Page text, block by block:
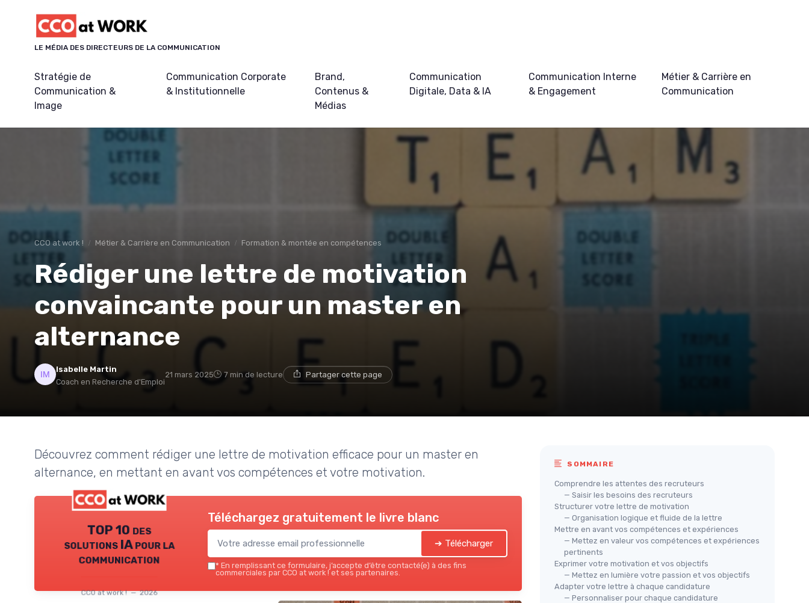
LE MÉDIA DES DIRECTEURS DE LA COMMUNICATION
Stratégie de
Communication &
Image
Communication Corporate
& Institutionnelle
Brand,
Contenus &
Médias
Communication
Digitale, Data & IA
Communication Interne
& Engagement
Métier & Carrière en
Communication
CCO at work ! Métier & Carrière en Communication Formation & montée en compétences
Rédiger une lettre de motivation
convaincante pour un master en
alternance
Isabelle Martin
Coach en Recherche d'Emploi
21 mars 2025 7 min de lecture Partager cette page
Découvrez comment rédiger une lettre de motivation efficace pour un master en
alternance, en mettant en avant vos compétences et votre motivation.
TOP 10 des
solutions IA pour la
communication
CCO at work ! — 2026
Téléchargez gratuitement le livre blanc
➔ Télécharger
* En remplissant ce formulaire, j’accepte d’être contacté(e) à des fins
commerciales par CCO at work ! et ses partenaires.
SOMMAIRE
Comprendre les attentes des recruteurs
— Saisir les besoins des recruteurs
Structurer votre lettre de motivation
— Organisation logique et fluide de la lettre
Mettre en avant vos compétences et expériences
— Mettez en valeur vos compétences et expériences
pertinents
Exprimer votre motivation et vos objectifs
— Mettez en lumière votre passion et vos objectifs
Adapter votre lettre à chaque candidature
— Personnaliser pour chaque candidature